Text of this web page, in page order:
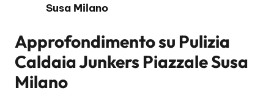
Susa Milano
Approfondimento su Pulizia
Caldaia Junkers Piazzale Susa
Milano